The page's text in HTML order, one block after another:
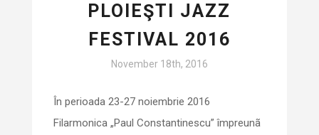
PLOIEŞTI JAZZ
FESTIVAL 2016
November 18th, 2016
În perioada 23-27 noiembrie 2016
Filarmonica „Paul Constantinescu” împreunã